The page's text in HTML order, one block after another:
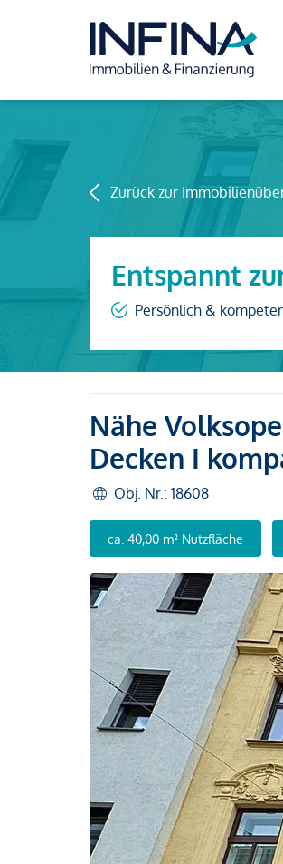
Zurück zur
Entspannt
Persönlich &
Nähe
Decken I
Obj. Nr.: 18608
ca. 40,00 m² Nutzfläche